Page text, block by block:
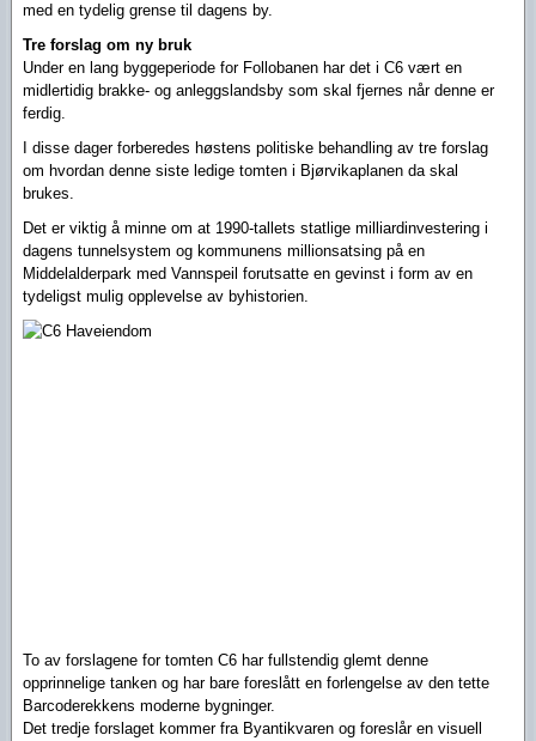
med en tydelig grense til dagens by.
Tre forslag om ny bruk
Under en lang byggeperiode for Follobanen har det i C6 vært en
midlertidig brakke- og anleggslandsby som skal fjernes når denne er
ferdig.
I disse dager forberedes høstens politiske behandling av tre forslag
om hvordan denne siste ledige tomten i Bjørvikaplanen da skal
brukes.
Det er viktig å minne om at 1990-tallets statlige milliardinvestering i
dagens tunnelsystem og kommunens millionsatsing på en
Middelalderpark med Vannspeil forutsatte en gevinst i form av en
tydeligst mulig opplevelse av byhistorien.
To av forslagene for tomten C6 har fullstendig glemt denne
opprinnelige tanken og har bare foreslått en forlengelse av den tette
Barcoderekkens moderne bygninger.
Det tredje forslaget kommer fra Byantikvaren og foreslår en visuell